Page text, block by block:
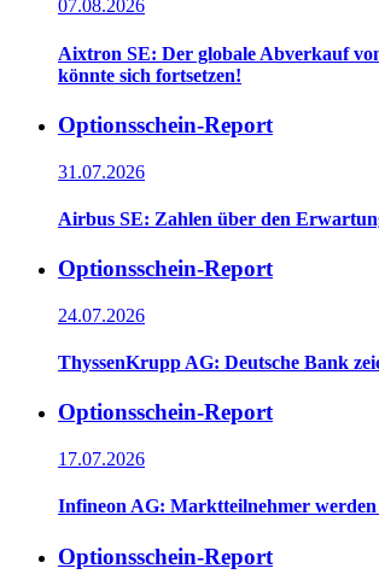
07.08.2026
Aixtron SE: Der globale Abverkauf
könnte sich fortsetzen!
Optionsschein-Report
31.07.2026
Airbus SE: Zahlen über den
Optionsschein-Report
24.07.2026
ThyssenKrupp AG: Deutsche Bank
Optionsschein-Report
17.07.2026
Infineon AG: Marktteilnehmer werden
Optionsschein-Report